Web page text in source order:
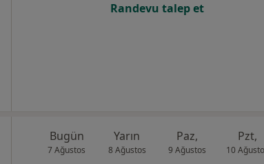
Randevu talep et
Bugün
7 Ağustos
Yarın
8 Ağustos
Paz,
9 Ağustos
Pzt,
10